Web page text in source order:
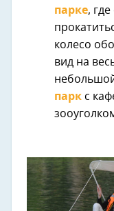
парке,
колесо
вид на
парк с